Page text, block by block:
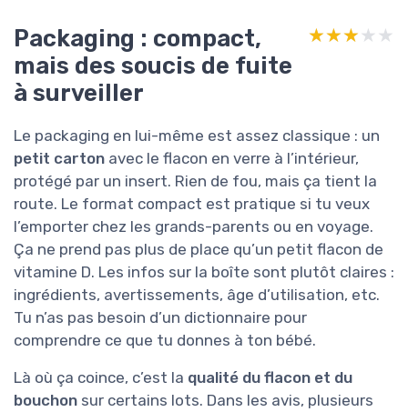
Packaging : compact,
mais des soucis de fuite
à surveiller
★★★★★
★★★★★
Le packaging en lui-même est assez classique : un
petit carton avec le flacon en verre à l’intérieur,
protégé par un insert. Rien de fou, mais ça tient la
route. Le format compact est pratique si tu veux
l’emporter chez les grands-parents ou en voyage.
Ça ne prend pas plus de place qu’un petit flacon de
vitamine D. Les infos sur la boîte sont plutôt claires :
ingrédients, avertissements, âge d’utilisation, etc.
Tu n’as pas besoin d’un dictionnaire pour
comprendre ce que tu donnes à ton bébé.
Là où ça coince, c’est la qualité du flacon et du
bouchon sur certains lots. Dans les avis, plusieurs